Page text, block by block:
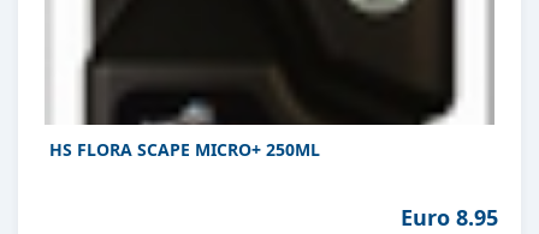
HS FLORA SCAPE MICRO+ 250ML
Euro 8.95